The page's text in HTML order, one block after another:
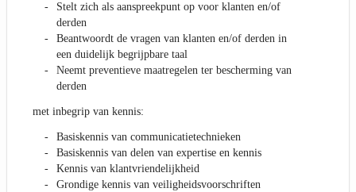
Stelt zich als aanspreekpunt op voor klanten en/of
derden
Beantwoordt de vragen van klanten en/of derden in
een duidelijk begrijpbare taal
Neemt preventieve maatregelen ter bescherming van
derden
met inbegrip van kennis:
Basiskennis van communicatietechnieken
Basiskennis van delen van expertise en kennis
Kennis van klantvriendelijkheid
Grondige kennis van veiligheidsvoorschriften